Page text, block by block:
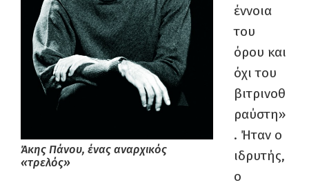
Άκης Πάνου, ένας αναρχικός
«τρελός»
έννοια
του
όρου και
όχι του
βιτρινοθ
ραύστη»
. Ήταν ο
ιδρυτής,
ο